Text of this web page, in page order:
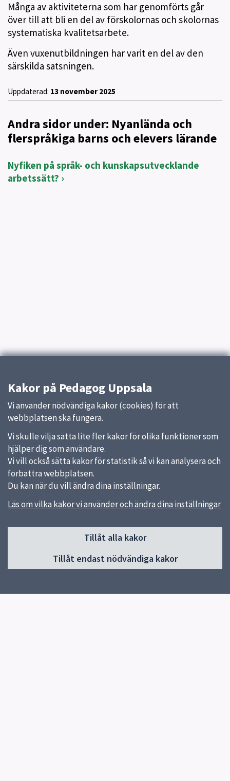
Många av aktiviteterna som har genomförts går
över till att bli en del av förskolornas och skolornas
systematiska kvalitetsarbete.
Även vuxenutbildningen har varit en del av den
särskilda satsningen.
Uppdaterad: 13 november 2025
Andra sidor under: Nyanlända och
flerspråkiga barns och elevers lärande
Nyfiken på språk- och kunskapsutvecklande
arbetssätt?
Kakor på Pedagog Uppsala
Vi använder nödvändiga kakor (cookies) för att
webbplatsen ska fungera.
Vi skulle vilja sätta lite fler kakor för olika funktioner som
hjälper dig som användare.
Vi vill också sätta kakor för statistik så vi kan analysera och
förbättra webbplatsen.
Du kan när du vill ändra dina inställningar.
Läs om vilka kakor vi använder och ändra dina inställningar
Tillåt alla kakor
Tillåt endast nödvändiga kakor
Sidfot
Om Pedagog Uppsala